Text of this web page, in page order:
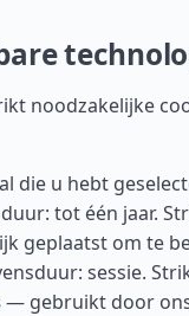
noodzakelijke
die u hebt
tot één jaar.
geplaatst om te
sessie.
— gebruikt door